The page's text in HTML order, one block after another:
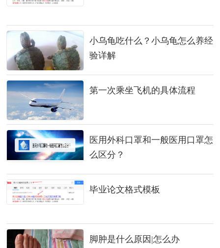
小乌龟吃什么？小乌龟怎么养经
验详解
第一次乘坐飞机的具体流程
医用外科口罩和一般医用口罩怎
么区分？
毕业论文格式模板
脚肿是什么原因|怎么办